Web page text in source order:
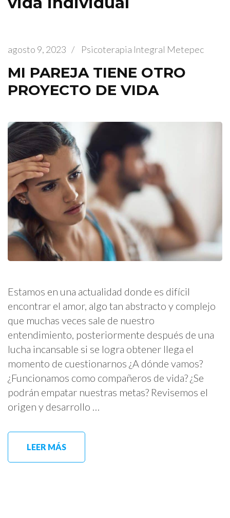
agosto 9, 2023 / Psicoterapia Integral Metepec
MI PAREJA TIENE OTRO
PROYECTO DE VIDA
Estamos en una actualidad donde es difícil
encontrar el amor, algo tan abstracto y complejo
que muchas veces sale de nuestro
entendimiento, posteriormente después de una
lucha incansable si se logra obtener llega el
momento de cuestionarnos ¿A dónde vamos?
¿Funcionamos como compañeros de vida? ¿Se
podrán empatar nuestras metas? Revisemos el
origen y desarrollo …
LEER MÁS